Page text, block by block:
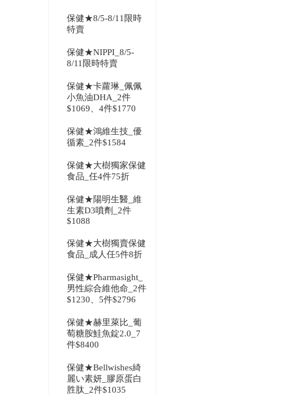
保健★8/5-8/11限時
特賣
保健★NIPPI_8/5-
8/11限時特賣
保健★卡蘿琳_佩佩
小魚油DHA_2件
$1069、4件$1770
保健★鴻維生技_優
循素_2件$1584
保健★大樹獨家保健
食品_任4件75折
保健★陽明生醫_維
生素D3噴劑_2件
$1088
保健★大樹獨賣保健
食品_成人任5件8折
保健★Pharmasight_
男性綜合維他命_2件
$1230、5件$2796
保健★赫里萊比_葡
萄糖胺鮭魚錠2.0_7
件$8400
保健★Bellwishes綺
麗い素妍_膠原蛋白
胜肽_2件$1035